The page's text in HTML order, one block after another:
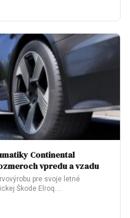
Continental
vpredu a vzadu
pre svoje letné
Škode Elroq.…